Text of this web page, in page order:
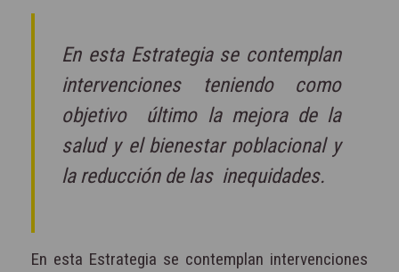
En esta Estrategia se contemplan
intervenciones teniendo como
objetivo último la mejora de la
salud y el bienestar poblacional y
la reducción de las inequidades.
En esta Estrategia se contemplan intervenciones